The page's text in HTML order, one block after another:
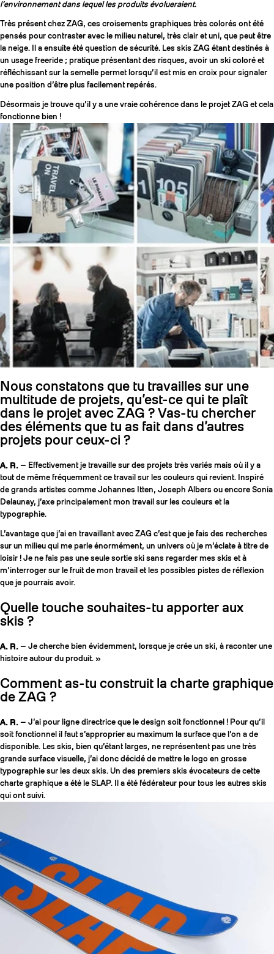
l’environnement dans lequel les produits évolueraient.
Très présent chez ZAG, ces croisements graphiques très colorés ont été
pensés pour contraster avec le milieu naturel, très clair et uni, que peut être
la neige. Il a ensuite été question de sécurité. Les skis ZAG étant destinés à
un usage freeride ; pratique présentant des risques, avoir un ski coloré et
réfléchissant sur la semelle permet lorsqu’il est mis en croix pour signaler
une position d’être plus facilement repérés.
Désormais je trouve qu’il y a une vraie cohérence dans le projet ZAG et cela
fonctionne bien !
Nous constatons que tu travailles sur une
multitude de projets, qu’est-ce qui te plaît
dans le projet avec ZAG ? Vas-tu chercher
des éléments que tu as fait dans d’autres
projets pour ceux-ci ?
A. R. — Effectivement je travaille sur des projets très variés mais où il y a
tout de même fréquemment ce travail sur les couleurs qui revient. Inspiré
de grands artistes comme Johannes Itten, Joseph Albers ou encore Sonia
Delaunay, j’axe principalement mon travail sur les couleurs et la
typographie.
L’avantage que j’ai en travaillant avec ZAG c’est que je fais des recherches
sur un milieu qui me parle énormément, un univers où je m’éclate à titre de
loisir ! Je ne fais pas une seule sortie ski sans regarder mes skis et à
m’interroger sur le fruit de mon travail et les possibles pistes de réflexion
que je pourrais avoir.
Quelle touche souhaites-tu apporter aux
skis ?
A. R. — Je cherche bien évidemment, lorsque je crée un ski, à raconter une
histoire autour du produit. »
Comment as-tu construit la charte graphique
de ZAG ?
A. R. — J’ai pour ligne directrice que le design soit fonctionnel ! Pour qu’il
soit fonctionnel il faut s’approprier au maximum la surface que l’on a de
disponible. Les skis, bien qu’étant larges, ne représentent pas une très
grande surface visuelle, j’ai donc décidé de mettre le logo en grosse
typographie sur les deux skis. Un des premiers skis évocateurs de cette
charte graphique a été le SLAP. Il a été fédérateur pour tous les autres skis
qui ont suivi.